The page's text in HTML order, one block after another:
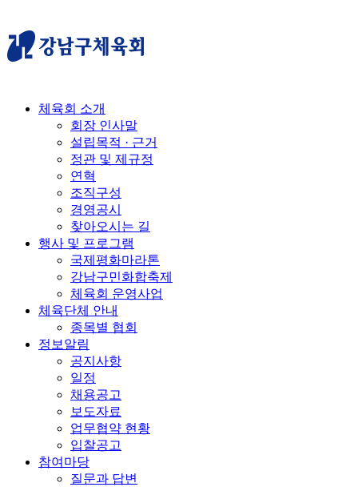
체육회 소개
회장 인사말
설립목적 · 근거
정관 및 제규정
연혁
조직구성
경영공시
찾아오시는 길
행사 및 프로그램
국제평화마라톤
강남구민화합축제
체육회 운영사업
체육단체 안내
종목별 협회
정보알림
공지사항
일정
채용공고
보도자료
업무협약 현황
입찰공고
참여마당
질문과 답변